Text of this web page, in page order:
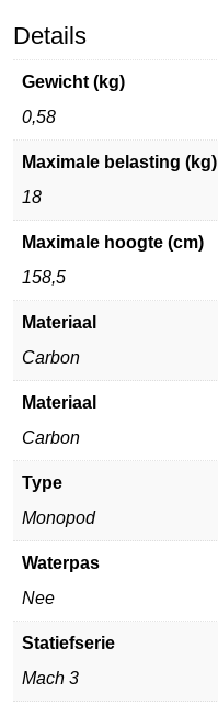
Details
Gewicht (kg)
0,58
Maximale belasting (kg)
18
Maximale hoogte (cm)
158,5
Materiaal
Carbon
Materiaal
Carbon
Type
Monopod
Waterpas
Nee
Statiefserie
Mach 3